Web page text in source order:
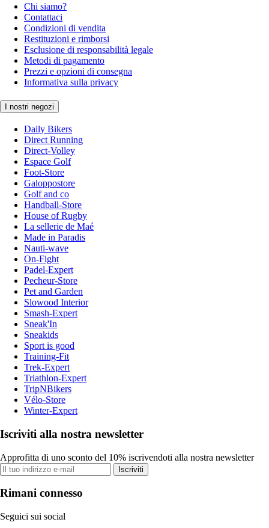
Chi siamo?
Contattaci
Condizioni di vendita
Restituzioni e rimborsi
Esclusione di responsabilità legale
Metodi di pagamento
Prezzi e opzioni di consegna
Informativa sulla privacy
I nostri negozi
Daily Bikers
Direct Running
Direct-Volley
Espace Golf
Foot-Store
Galoppostore
Golf and co
Handball-Store
House of Rugby
La sellerie de Maé
Made in Paradis
Nauti-wave
On-Fight
Padel-Expert
Pecheur-Store
Pet and Garden
Slowood Interior
Smash-Expert
Sneak'In
Sneakids
Sport is good
Training-Fit
Trek-Expert
Triathlon-Expert
TripNBikers
Vélo-Store
Winter-Expert
Iscriviti alla nostra newsletter
Approfitta di uno sconto del 10% iscrivendoti alla nostra newsletter
Iscriviti
Rimani connesso
Seguici sui social